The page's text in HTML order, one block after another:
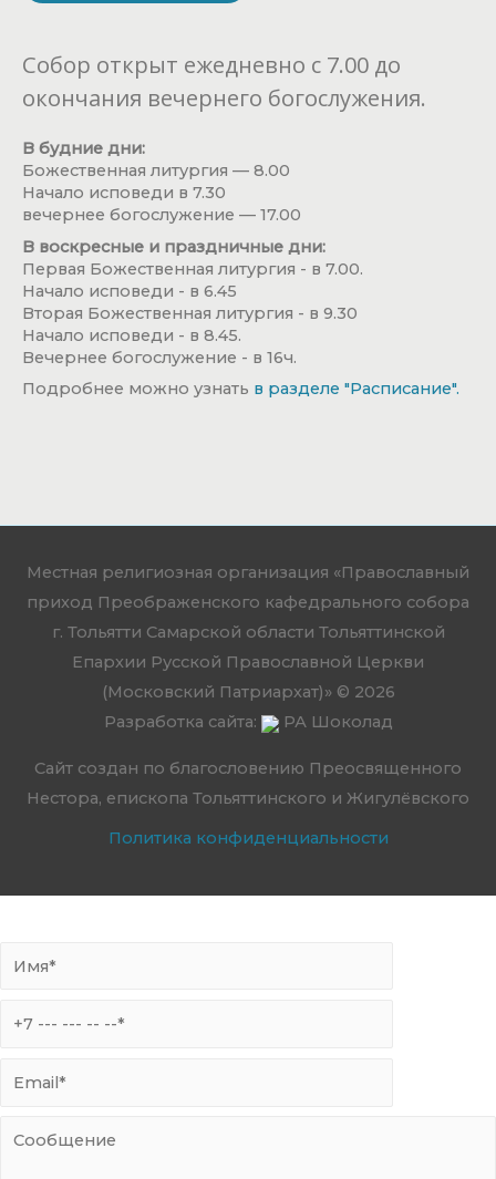
Собор открыт ежедневно с 7.00 до
окончания вечернего богослужения.
В будние дни:
Божественная литургия — 8.00
Начало исповеди в 7.30
вечернее богослужение — 17.00
В воскресные и праздничные дни:
Первая Божественная литургия - в 7.00.
Начало исповеди - в 6.45
Вторая Божественная литургия - в 9.30
Начало исповеди - в 8.45.
Вечернее богослужение - в 16ч.
Подробнее можно узнать в разделе "Расписание".
Местная религиозная организация «Православный
приход Преображенского кафедрального собора
г. Тольятти Самарской области Тольяттинской
Епархии Русской Православной Церкви
(Московский Патриархат)» © 2026
Разработка сайта:
РА Шоколад
Сайт создан по благословению Преосвященного
Нестора, епископа Тольяттинского и Жигулёвского
Политика конфиденциальности